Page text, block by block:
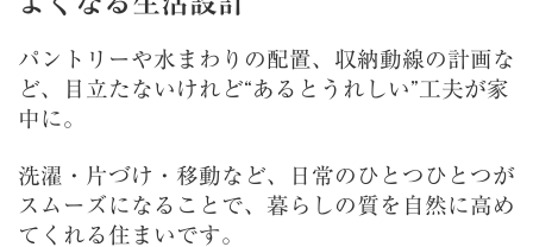
パントリーや水まわりの配置、収納動線の計画な
ど、目立たないけれど“あるとうれしい”工夫が家
中に。
洗濯・片づけ・移動など、日常のひとつひとつが
スムーズになることで、暮らしの質を自然に高め
てくれる住まいです。